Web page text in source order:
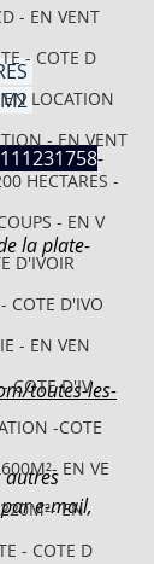
- EN VENT
- COTE D
LOCATION
- EN VENT
HECTARES -
- EN V
D'IVOIR
COTE D'IVO
- EN VEN
COTE D'IV
-COTE
EN VE
EN
- COTE D
-
la plate-
toutes-les-
autres
e-mail,